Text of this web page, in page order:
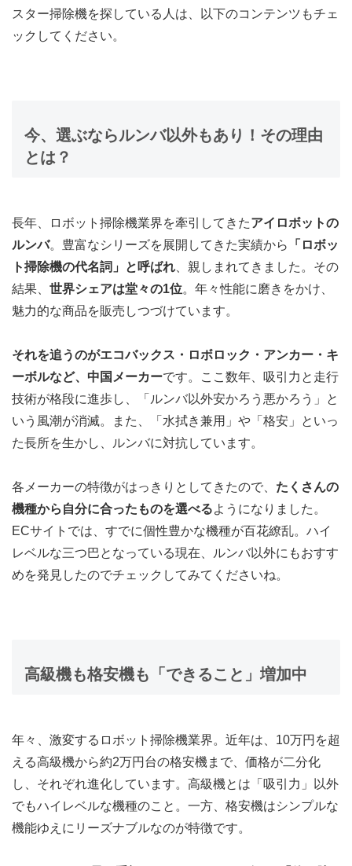
スター掃除機を探している人は、以下のコンテンツもチェ
ックしてください。
今、選ぶならルンバ以外もあり！その理由
とは？
長年、ロボット掃除機業界を牽引してきたアイロボットの
ルンバ。豊富なシリーズを展開してきた実績から
「ロボッ
ト掃除機の代名詞」と呼ばれ 、親しまれてきました。その
結果、 世界シェアは堂々の1位。年々性能に磨きをかけ、
魅力的な商品を販売しつづけています。
それを追うのがエコバックス・ロボロック・アンカー・キ
ーボルなど、中国メーカーです。ここ数年、吸引力と走行
技術が格段に進歩し、「ルンバ以外安かろう悪かろう」と
いう風潮が消滅。また、「水拭き兼用」や「格安」といっ
た長所を生かし、ルンバに対抗しています。
各メーカーの特徴がはっきりとしてきたので、 たくさんの
機種から自分に合ったものを選べるようになりました。
ECサイトでは、すでに個性豊かな機種が百花繚乱。ハイ
レベルな三つ巴となっている現在、ルンバ以外にもおすす
めを発見したのでチェックしてみてくださいね。
高級機も格安機も「できること」増加中
年々、激変するロボット掃除機業界。近年は、10万円を超
える高級機から約2万円台の格安機まで、価格が二分化
し、それぞれ進化しています。高級機とは「吸引力」以外
でもハイレベルな機種のこと。一方、格安機はシンプルな
機能ゆえにリーズナブルなのが特徴です。